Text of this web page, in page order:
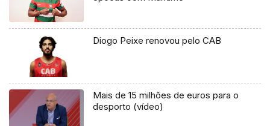
Diogo Peixe renovou pelo CAB
Mais de 15 milhões de euros para o
desporto (vídeo)